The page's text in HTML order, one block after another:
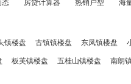
态 房贷计算器 热销户型 海
镇楼盘 古镇镇楼盘 东凤镇楼盘
板芙镇楼盘 五桂山镇楼盘 南朗